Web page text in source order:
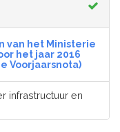
van het Ministerie
het jaar 2016
Voorjaarsnota)
infrastructuur en